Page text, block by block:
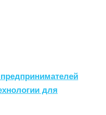
для